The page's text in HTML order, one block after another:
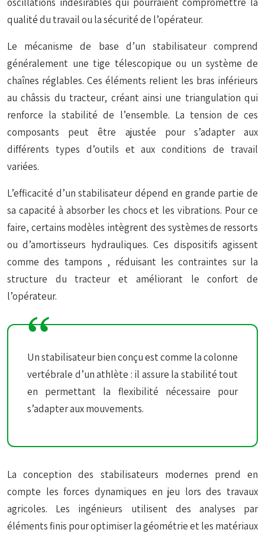
qualité du travail ou la sécurité de l’opérateur.
Le mécanisme de base d’un stabilisateur comprend
généralement une tige télescopique ou un système de
chaînes réglables. Ces éléments relient les bras inférieurs
au châssis du tracteur, créant ainsi une triangulation qui
renforce la stabilité de l’ensemble. La tension de ces
composants peut être ajustée pour s’adapter aux
différents types d’outils et aux conditions de travail
variées.
L’efficacité d’un stabilisateur dépend en grande partie de
sa capacité à absorber les chocs et les vibrations. Pour ce
faire, certains modèles intègrent des systèmes de ressorts
ou d’amortisseurs hydrauliques. Ces dispositifs agissent
comme des tampons , réduisant les contraintes sur la
structure du tracteur et améliorant le confort de
l’opérateur.
Un stabilisateur bien conçu est comme la colonne
vertébrale d’un athlète : il assure la stabilité tout
en permettant la flexibilité nécessaire pour
s’adapter aux mouvements.
La conception des stabilisateurs modernes prend en
compte les forces dynamiques en jeu lors des travaux
agricoles. Les ingénieurs utilisent des analyses par
éléments finis pour optimiser la géométrie et les matériaux